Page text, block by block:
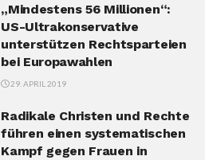
„Mindestens 56 Millionen“:
US-Ultrakonservative
unterstützen Rechtsparteien
bei Europawahlen
29. APRIL 2019
Radikale Christen und Rechte
führen einen systematischen
Kampf gegen Frauen in